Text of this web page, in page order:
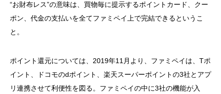
“お財布レス”の意味は、買物毎に提示するポイントカード、クー
ポン、代金の支払いを全てファミペイ上で完結できるというこ
と。
ポイント還元については、2019年11月より、ファミペイは、Tポ
イント、ドコモのdポイント、楽天スーパーポイントの3社とアプ
リ連携させて利便性を図る。ファミペイの中に3社の機能が入